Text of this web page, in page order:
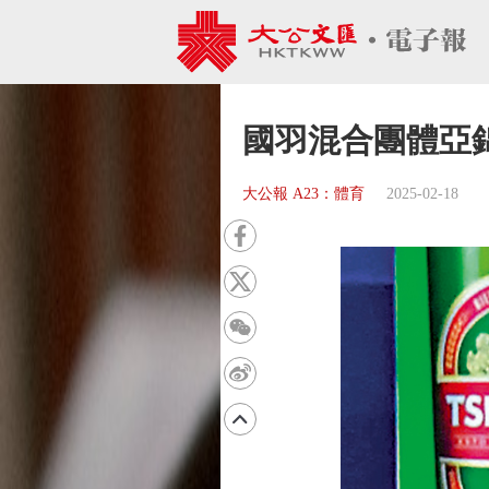
國羽混合團體亞
大公報 A23：體育 2025-02-18